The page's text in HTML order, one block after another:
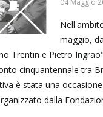
04 Maggio
maggio,
Trentin e Pietro
cinquantennale tra
è stata una
dalla